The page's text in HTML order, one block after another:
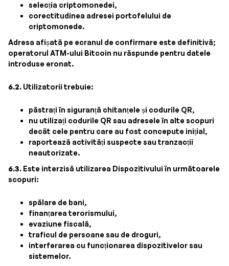
selecția criptomonedei,
corectitudinea adresei portofelului de
criptomonede.
Adresa afișată pe ecranul de confirmare este definitivă;
operatorul ATM-ului Bitcoin nu răspunde pentru datele
introduse eronat.
6.2. Utilizatorii trebuie:
păstrați în siguranță chitanțele și codurile QR,
nu utilizați codurile QR sau adresele în alte scopuri
decât cele pentru care au fost concepute inițial,
raportează activități suspecte sau tranzacții
neautorizate.
6.3. Este interzisă utilizarea Dispozitivului în următoarele
scopuri:
spălare de bani,
finanțarea terorismului,
evaziune fiscală,
traficul de persoane sau de droguri,
interferarea cu funcționarea dispozitivelor sau
sistemelor.